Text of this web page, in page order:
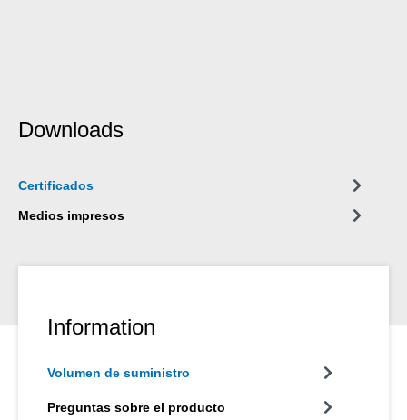
Downloads
Certificados
Medios impresos
Information
Volumen de suministro
Preguntas sobre el producto